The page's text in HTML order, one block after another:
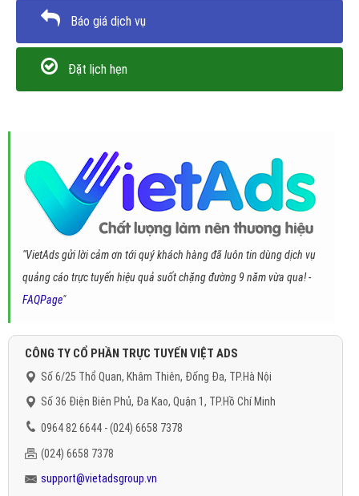
Báo giá dịch vụ
Đặt lịch hẹn
"VietAds gửi lời cảm ơn tới quý khách hàng đã luôn tin dùng dịch vụ
quảng cáo trực tuyến hiệu quả suốt chặng đường 9 năm vừa qua! -
FAQPage"
CÔNG TY CỔ PHẦN TRỰC TUYẾN VIỆT ADS
Số 6/25 Thổ Quan, Khâm Thiên, Đống Đa, TP.Hà Nội
Số 36 Điện Biên Phủ, Đa Kao, Quận 1, TP.Hồ Chí Minh
0964 82 6644 - (024) 6658 7378
(024) 6658 7378
support@vietadsgroup.vn